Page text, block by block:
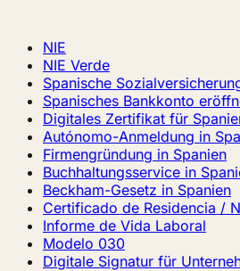
NIE
NIE Verde
Spanische
Spanisches Bankkonto
Digitales Zertifikat für
Autónomo-Anmeldung in
Firmengründung in Spanien
Buchhaltungsservice in
Beckham-Gesetz in Spanien
Certificado de Residencia /
Informe de Vida Laboral
Modelo 030
Digitale Signatur für